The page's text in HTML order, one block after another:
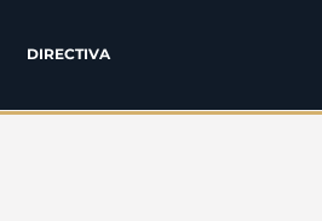
DIRECTIVA